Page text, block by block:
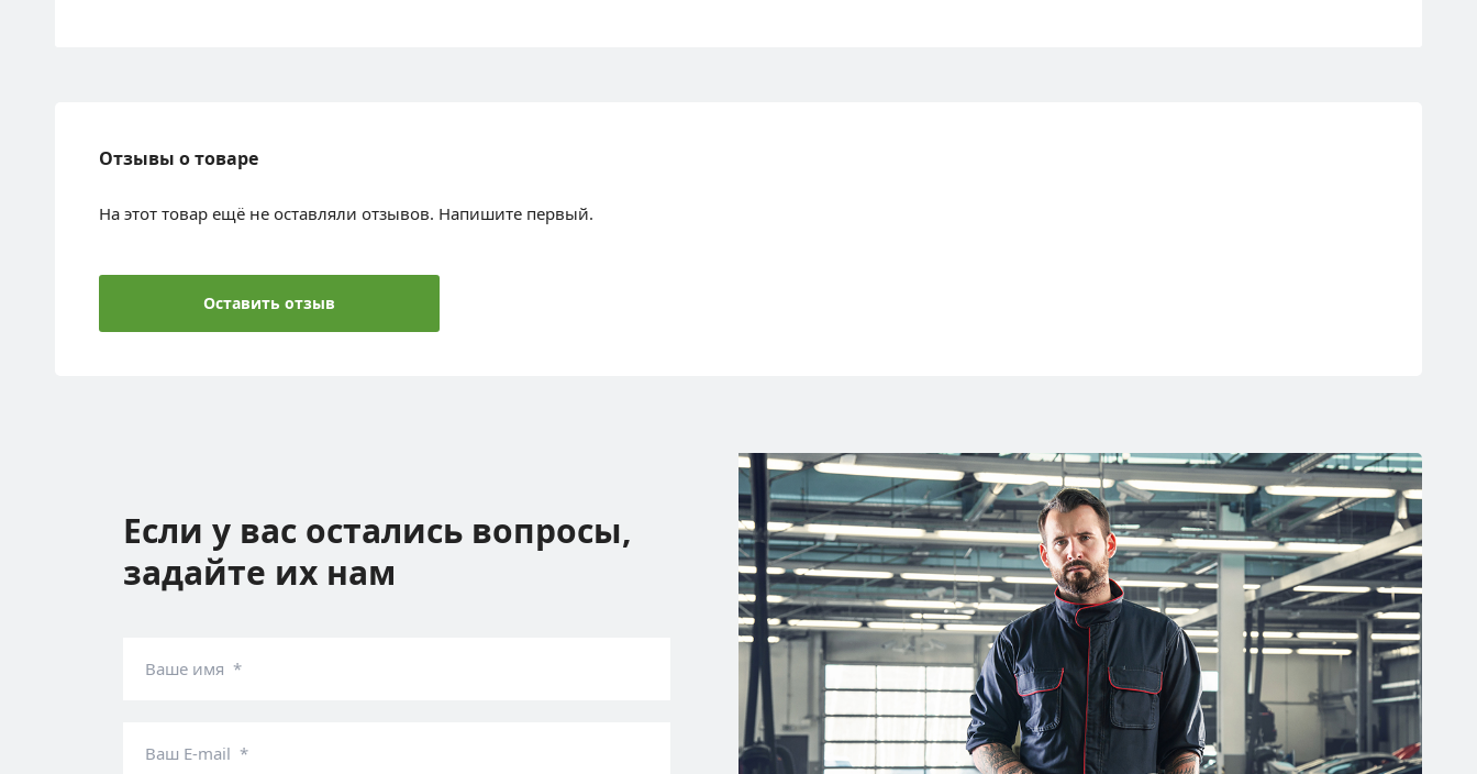
Отзывы о товаре
На этот товар ещё не оставляли отзывов. Напишите первый.
Оставить отзыв
Если у вас остались вопросы,
задайте их нам
Ваше имя *
Ваш E-mail *